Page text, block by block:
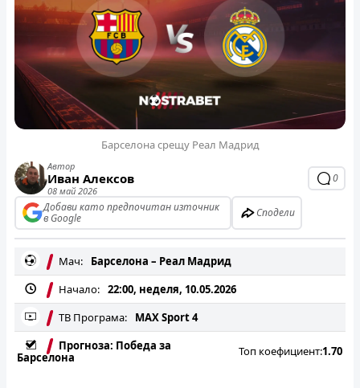
Барселона срещу Реал Мадрид
Автор
Иван Алексов
08 май 2026
0
Добави като предпочитан източник
в Google
Сподели
Мач:
Барселона – Реал Мадрид
Начало: 22:00, неделя, 10.05.2026
ТВ Програма:
MAX Sport 4
Прогноза: Победа за
Барселона
Топ коефициент:1.70